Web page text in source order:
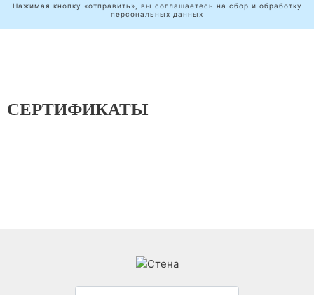
Нажимая кнопку «отправить», вы соглашаетесь на сбор и обработку
персональных данных
СЕРТИФИКАТЫ